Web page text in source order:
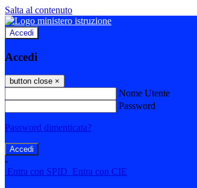
Salta al contenuto
Accedi
Accedi
button close ×
Nome Utente
Password
Password dimenticata?
-
Entra con SPID Entra con CIE